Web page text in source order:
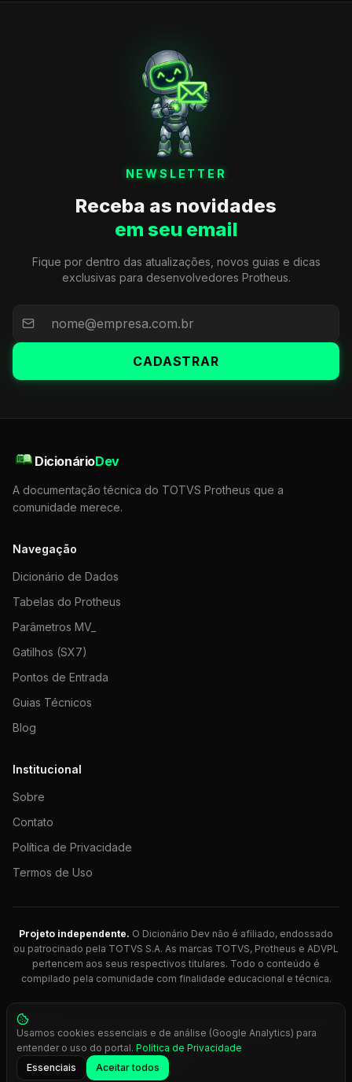
NEWSLETTER
Receba as novidades
em seu email
Fique por dentro das atualizações, novos guias e dicas
exclusivas para desenvolvedores Protheus.
CADASTRAR
DicionárioDev
A documentação técnica do TOTVS Protheus que a
comunidade merece.
Navegação
Dicionário de Dados
Tabelas do Protheus
Parâmetros MV_
Gatilhos (SX7)
Pontos de Entrada
Guias Técnicos
Blog
Institucional
Sobre
Contato
Política de Privacidade
Termos de Uso
Projeto independente. O Dicionário Dev não é afiliado, endossado
ou patrocinado pela TOTVS S.A. As marcas TOTVS, Protheus e ADVPL
pertencem aos seus respectivos titulares. Todo o conteúdo é
compilado pela comunidade com finalidade educacional e técnica.
© 2026 Dicionário Dev. Feito com 💚 para desenvolvedores
Protheus.
Press Ctrl+K
Usamos cookies essenciais e de análise (Google Analytics) para
entender o uso do portal. Política de Privacidade
Essenciais
Aceitar todos